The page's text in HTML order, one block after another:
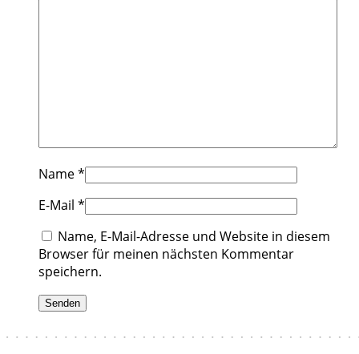
Name*
E-Mail *
Name, E-Mail-Adresse und Website in diesem
Browser für meinen nächsten Kommentar
speichern.